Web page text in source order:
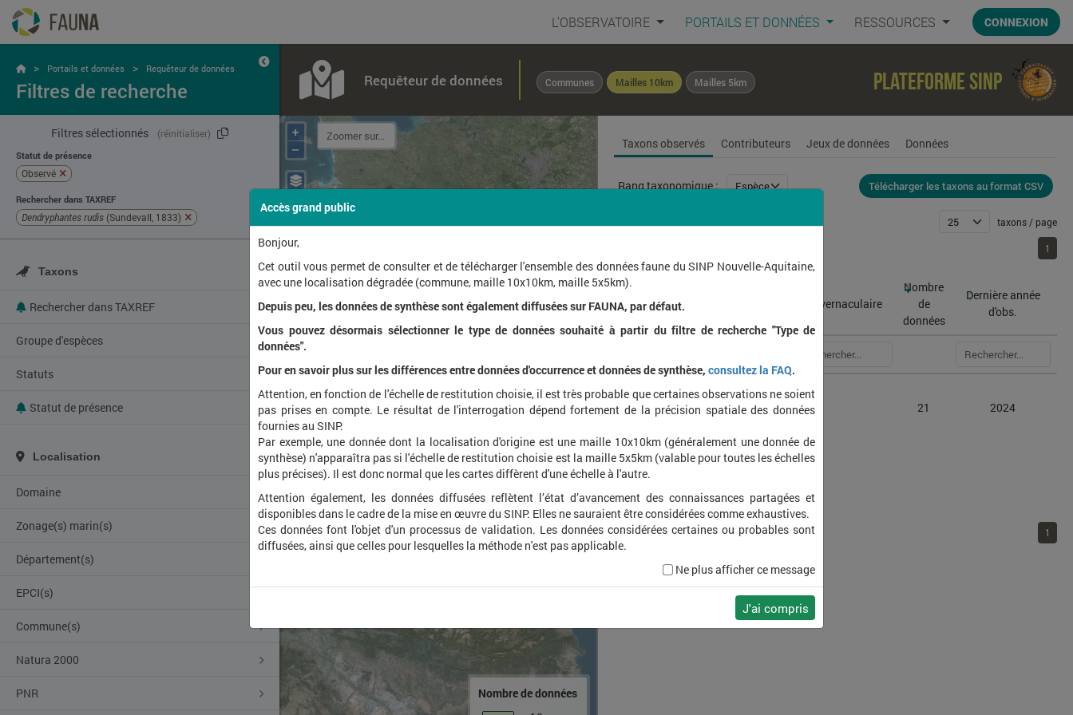
L'OBSERVATOIRE PORTAILS ET DONNÉES RESSOURCES CONNEXION
> Portails et données > Requêteur de données
Filtres de recherche
Filtres sélectionnés (réinitialiser)
Statut de présence
Observé
Rechercher dans TAXREF
Dendryphantes rudis (Sundevall, 1833)
Taxons
Rechercher dans TAXREF
Groupe d'espèces
Statuts
Statut de présence
Localisation
Domaine
Zonage(s) marin(s)
Département(s)
EPCI(s)
Commune(s)
Natura 2000
PNR
Requêteur de données Communes Mailles 10km Mailles 5km Plateforme SINP
+
–
Nombre de données
Taxons observés Contributeurs Jeux de données Données
Rang taxonomique : Télécharger les taxons au format CSV
taxons / page
1
Nom vernaculaire
Nombre
de
données
Dernière année
d'obs.
Dendryphantes
rudis
21 2024
1
Accès grand public
Bonjour,
Cet outil vous permet de consulter et de télécharger l'ensemble des données faune du SINP Nouvelle-Aquitaine,
avec une localisation dégradée (commune, maille 10x10km, maille 5x5km).
Depuis peu, les données de synthèse sont également diffusées sur FAUNA, par défaut.
Vous pouvez désormais sélectionner le type de données souhaité à partir du filtre de recherche "Type de
données".
Pour en savoir plus sur les différences entre données d'occurrence et données de synthèse, consultez la FAQ.
Attention, en fonction de l'échelle de restitution choisie, il est très probable que certaines observations ne soient
pas prises en compte. Le résultat de l'interrogation dépend fortement de la précision spatiale des données
fournies au SINP.
Par exemple, une donnée dont la localisation d'origine est une maille 10x10km (généralement une donnée de
synthèse) n'apparaîtra pas si l'échelle de restitution choisie est la maille 5x5km (valable pour toutes les échelles
plus précises). Il est donc normal que les cartes diffèrent d'une échelle à l'autre.
Attention également, les données diffusées reflètent l’état d’avancement des connaissances partagées et
disponibles dans le cadre de la mise en œuvre du SINP. Elles ne sauraient être considérées comme exhaustives.
Ces données font l'objet d'un processus de validation. Les données considérées certaines ou probables sont
diffusées, ainsi que celles pour lesquelles la méthode n'est pas applicable.
Ne plus afficher ce message
J'ai compris